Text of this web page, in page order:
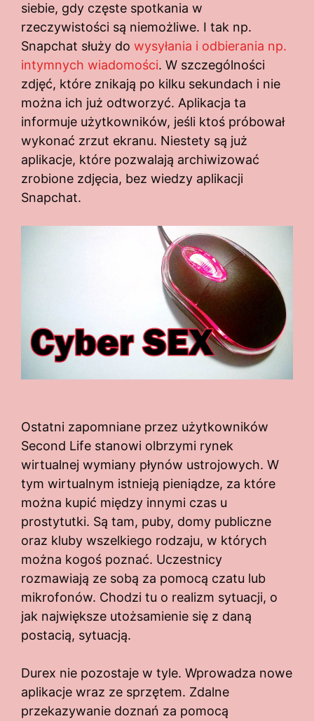
siebie, gdy częste spotkania w
rzeczywistości są niemożliwe. I tak np.
Snapchat służy do wysyłania i odbierania np.
intymnych wiadomości. W szczególności
zdjęć, które znikają po kilku sekundach i nie
można ich już odtworzyć. Aplikacja ta
informuje użytkowników, jeśli ktoś próbował
wykonać zrzut ekranu. Niestety są już
aplikacje, które pozwalają archiwizować
zrobione zdjęcia, bez wiedzy aplikacji
Snapchat.
Ostatni zapomniane przez użytkowników
Second Life stanowi olbrzymi rynek
wirtualnej wymiany płynów ustrojowych. W
tym wirtualnym istnieją pieniądze, za które
można kupić między innymi czas u
prostytutki. Są tam, puby, domy publiczne
oraz kluby wszelkiego rodzaju, w których
można kogoś poznać. Uczestnicy
rozmawiają ze sobą za pomocą czatu lub
mikrofonów. Chodzi tu o realizm sytuacji, o
jak największe utożsamienie się z daną
postacią, sytuacją.
Durex nie pozostaje w tyle. Wprowadza nowe
aplikacje wraz ze sprzętem. Zdalne
przekazywanie doznań za pomocą